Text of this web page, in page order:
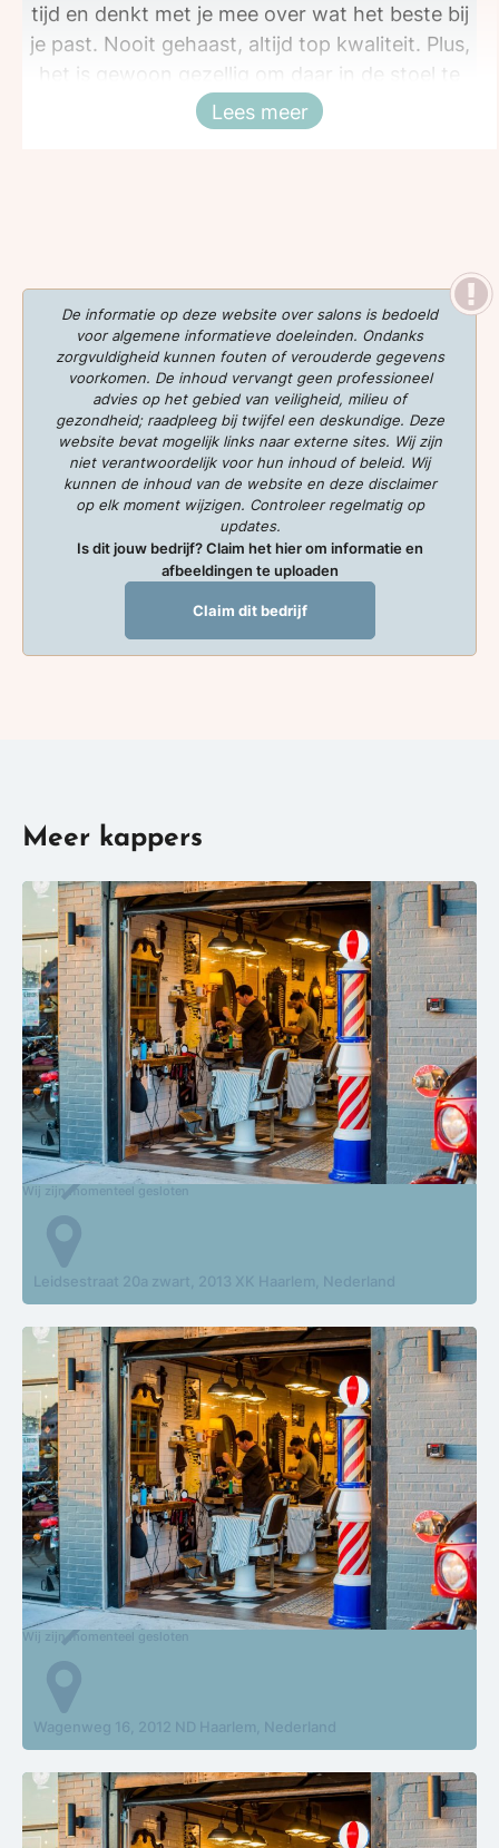
tijd en denkt met je mee over wat het beste bij
je past. Nooit gehaast, altijd top kwaliteit. Plus,
het is gewoon gezellig om daar in de stoel te
zitten. Elke keer weer super tevreden met het
resultaat. Aanrader dus!
Sluiten
Lees meer
De informatie op deze website over salons is bedoeld
voor algemene informatieve doeleinden. Ondanks
zorgvuldigheid kunnen fouten of verouderde gegevens
voorkomen. De inhoud vervangt geen professioneel
advies op het gebied van veiligheid, milieu of
gezondheid; raadpleeg bij twijfel een deskundige. Deze
website bevat mogelijk links naar externe sites. Wij zijn
niet verantwoordelijk voor hun inhoud of beleid. Wij
kunnen de inhoud van de website en deze disclaimer
op elk moment wijzigen. Controleer regelmatig op
updates.
Is dit jouw bedrijf? Claim het hier om informatie en
afbeeldingen te uploaden
Claim dit bedrijf
Meer kappers
Wij zijn momenteel gesloten
En Nou
Leidsestraat 20a zwart, 2013 XK Haarlem, Nederland
Wij zijn momenteel gesloten
CarlaH Hairstudio
Wagenweg 16, 2012 ND Haarlem, Nederland